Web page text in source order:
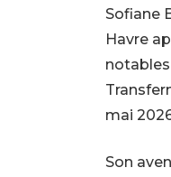
Sofiane
Havre
notables
mai
Son